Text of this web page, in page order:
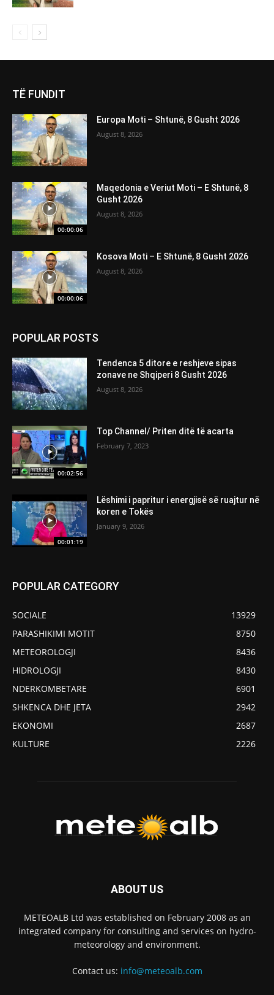
TË FUNDIT
Europa Moti – Shtunë, 8 Gusht 2026
August 8, 2026
00:00:06
Maqedonia e Veriut Moti – E Shtunë, 8
Gusht 2026
August 8, 2026
00:00:06
Kosova Moti – E Shtunë, 8 Gusht 2026
August 8, 2026
POPULAR POSTS
Tendenca 5 ditore e reshjeve sipas
zonave ne Shqiperi 8 Gusht 2026
August 8, 2026
00:02:56
Top Channel/ Priten ditë të acarta
February 7, 2023
00:01:19
Lëshimi i papritur i energjisë së ruajtur në
koren e Tokës
January 9, 2026
POPULAR CATEGORY
SOCIALE
13929
PARASHIKIMI MOTIT
8750
METEOROLOGJI
8436
HIDROLOGJI
8430
NDERKOMBETARE
6901
SHKENCA DHE JETA
2942
EKONOMI
2687
KULTURE
2226
ABOUT US
METEOALB Ltd was established on February 2008 as an
integrated company for consulting and services on hydro-
meteorology and environment.
Contact us: info@meteoalb.com